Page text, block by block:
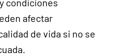
condiciones
afectar
de vida si no se